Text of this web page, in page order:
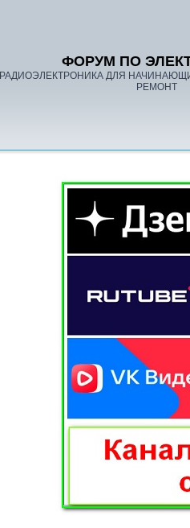
ФОРУМ ПО
РАДИОЭЛЕКТРОНИКА ДЛЯ
РЕМОНТ